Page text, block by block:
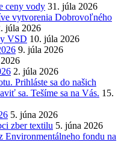
ceny vody 31. júla 2026
vytvorenia Dobrovoľného
júla 2026
VSD 10. júla 2026
9. júla 2026
2. júla 2026
Prihláste sa do našich
sa. Tešíme sa na Vás. 15.
5. júna 2026
zber textilu 5. júna 2026
Environmentálneho fondu na